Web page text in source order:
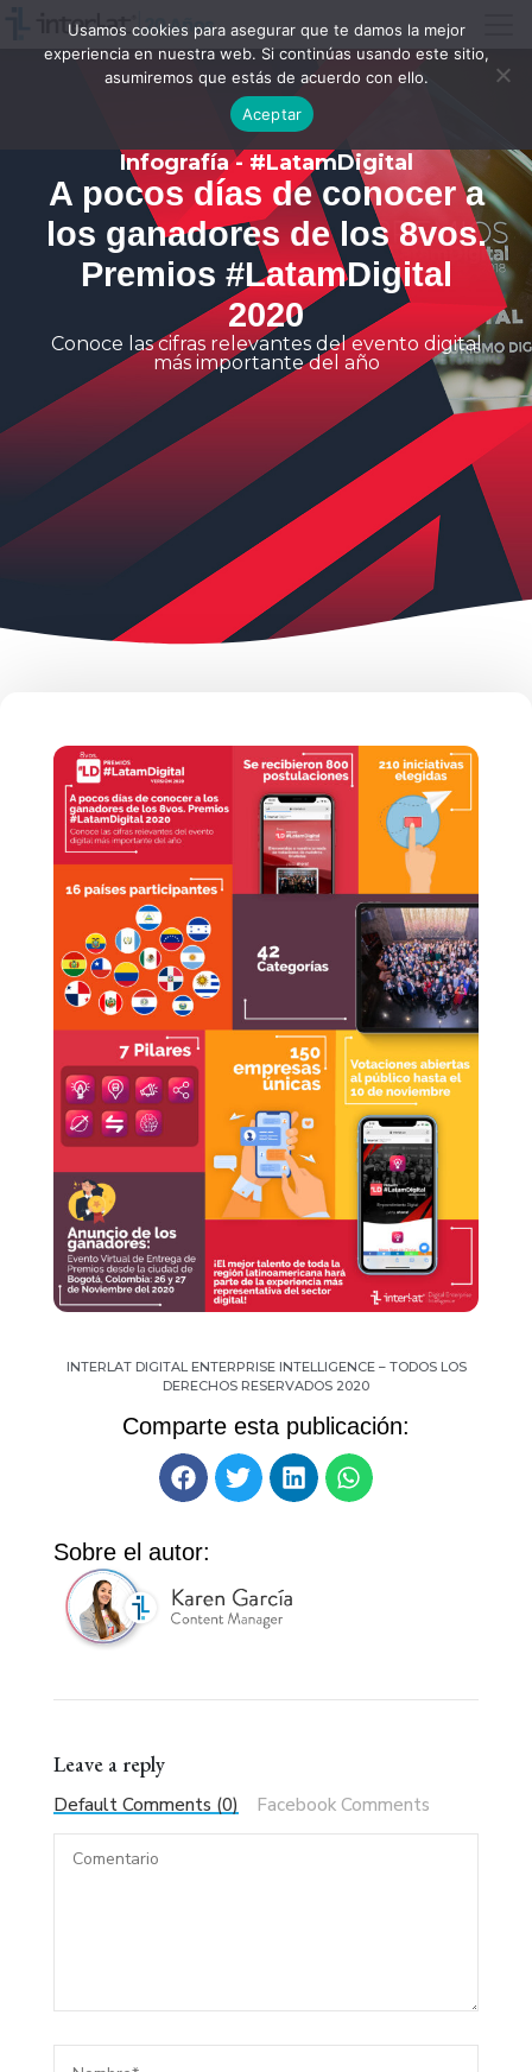
Infografía - #LatamDigital
A pocos días de conocer a
los ganadores de los 8vos.
Premios #LatamDigital
2020
Conoce las cifras relevantes del evento digital
más importante del año
INTERLAT DIGITAL ENTERPRISE INTELLIGENCE – TODOS LOS
DERECHOS RESERVADOS 2020
Comparte esta publicación:
Sobre el autor:
Leave a reply
Default Comments (0) Facebook Comments
Usamos cookies para asegurar que te damos la mejor
experiencia en nuestra web. Si continúas usando este sitio,
asumiremos que estás de acuerdo con ello.
Aceptar